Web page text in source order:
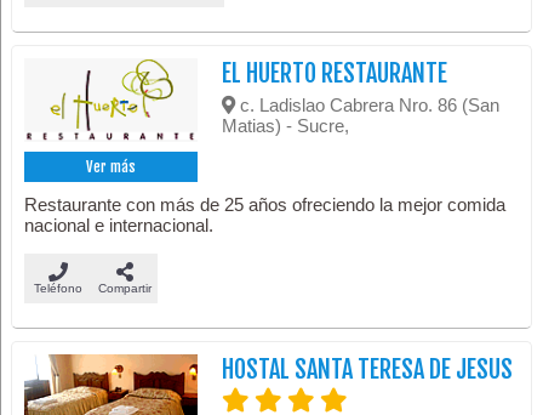
Ver más
EL HUERTO RESTAURANTE
c. Ladislao Cabrera Nro. 86 (San
Matias) - Sucre,
Restaurante con más de 25 años ofreciendo la mejor comida
nacional e internacional.
Teléfono Compartir
HOSTAL SANTA TERESA DE JESUS